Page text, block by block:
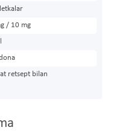
/ 10 mg
retsept bilan